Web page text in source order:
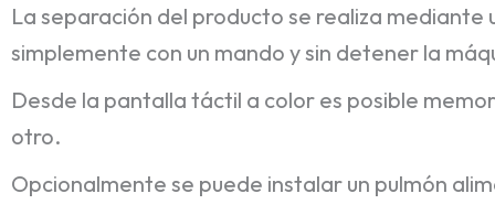
La separación del producto se realiza
simplemente con un mando y sin detener la
Desde la pantalla táctil a color es posible
otro.
Opcionalmente se puede instalar un pulmón